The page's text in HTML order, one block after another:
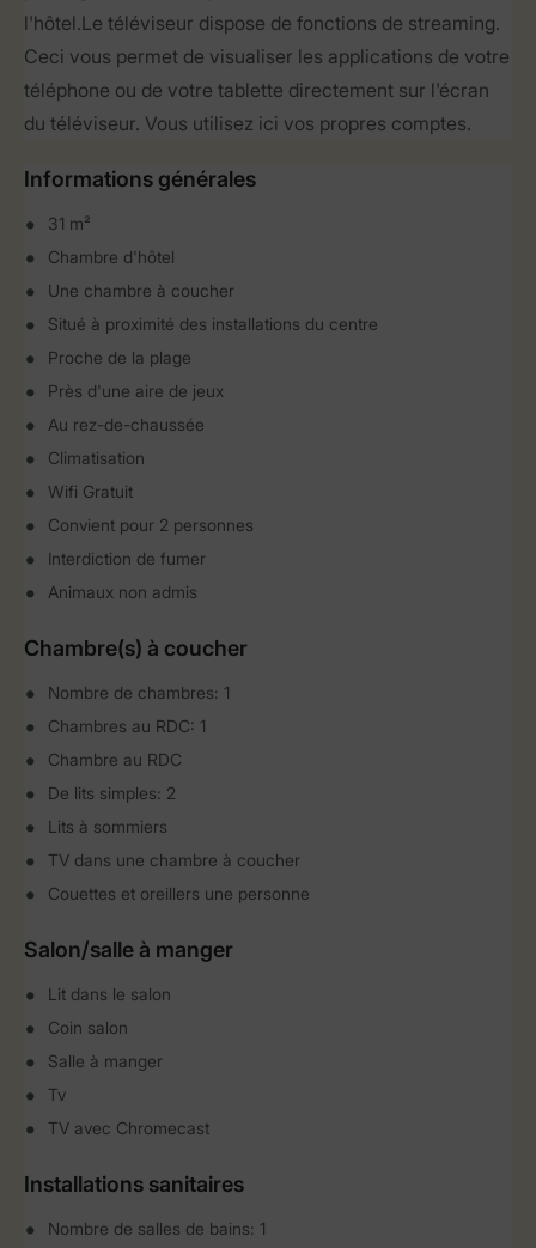
l'hôtel.Le téléviseur dispose de fonctions de streaming.
Ceci vous permet de visualiser les applications de votre
téléphone ou de votre tablette directement sur l'écran
du téléviseur. Vous utilisez ici vos propres comptes.
Informations générales
31 m²
Chambre d'hôtel
Une chambre à coucher
Situé à proximité des installations du centre
Proche de la plage
Près d'une aire de jeux
Au rez-de-chaussée
Climatisation
Wifi Gratuit
Convient pour 2 personnes
Interdiction de fumer
Animaux non admis
Chambre(s) à coucher
Nombre de chambres: 1
Chambres au RDC: 1
Chambre au RDC
De lits simples: 2
Lits à sommiers
TV dans une chambre à coucher
Couettes et oreillers une personne
Salon/salle à manger
Lit dans le salon
Coin salon
Salle à manger
Tv
TV avec Chromecast
Installations sanitaires
Nombre de salles de bains: 1